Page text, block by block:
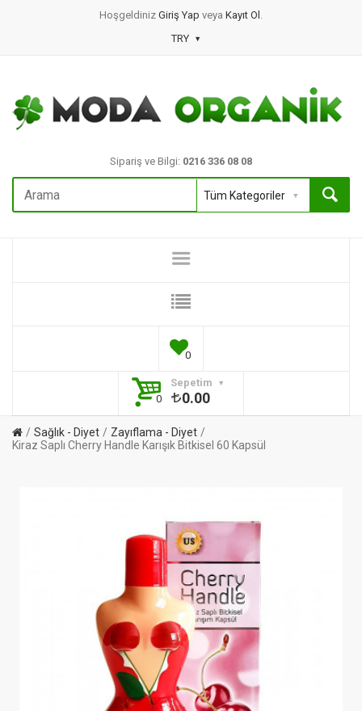
Hoşgeldiniz Giriş Yap veya Kayıt Ol .
TRY
Sipariş ve Bilgi: 0216 336 08 08
0
Sepetim
0
0.00
Sağlık - Diyet
Zayıflama - Diyet
Kiraz Saplı Cherry Handle Karışık Bitkisel 60 Kapsül